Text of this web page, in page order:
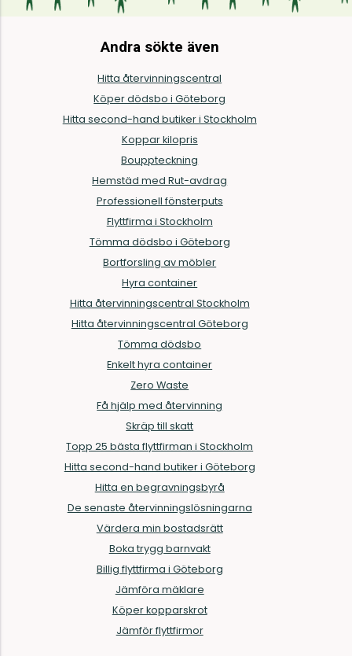
Andra sökte även
Hitta återvinningscentral
Köper dödsbo i Göteborg
Hitta second-hand butiker i Stockholm
Koppar kilopris
Bouppteckning
Hemstäd med Rut-avdrag
Professionell fönsterputs
Flyttfirma i Stockholm
Tömma dödsbo i Göteborg
Bortforsling av möbler
Hyra container
Hitta återvinningscentral Stockholm
Hitta återvinningscentral Göteborg
Tömma dödsbo
Enkelt hyra container
Zero Waste
Få hjälp med återvinning
Skräp till skatt
Topp 25 bästa flyttfirman i Stockholm
Hitta second-hand butiker i Göteborg
Hitta en begravningsbyrå
De senaste återvinningslösningarna
Värdera min bostadsrätt
Boka trygg barnvakt
Billig flyttfirma i Göteborg
Jämföra mäklare
Köper kopparskrot
Jämför flyttfirmor